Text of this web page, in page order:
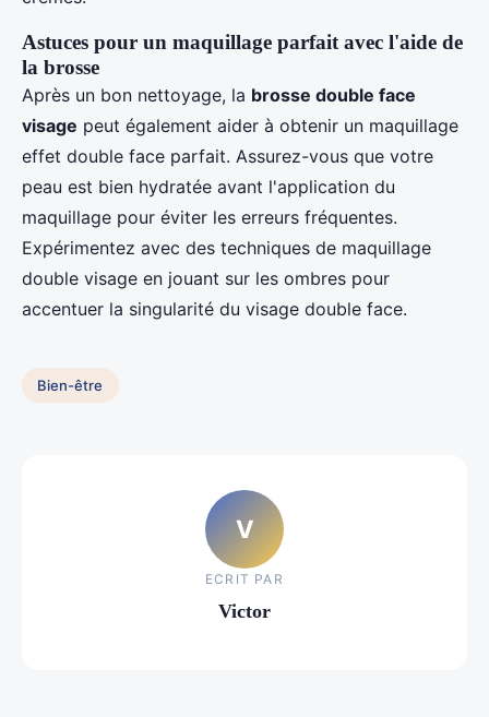
Astuces pour un maquillage parfait avec l'aide de
la brosse
Après un bon nettoyage, la brosse double face
visage peut également aider à obtenir un maquillage
effet double face parfait. Assurez-vous que votre
peau est bien hydratée avant l'application du
maquillage pour éviter les erreurs fréquentes.
Expérimentez avec des techniques de maquillage
double visage en jouant sur les ombres pour
accentuer la singularité du visage double face.
Bien-être
V
ECRIT PAR
Victor